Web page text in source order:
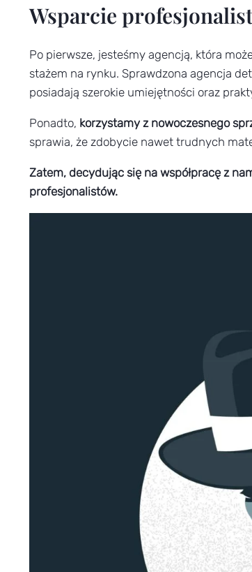
Wsparcie
Po pierwsze, jesteśmy agencją, która
stażem na rynku. Sprawdzona agencja
posiadają szerokie umiejętności oraz
Ponadto, korzystamy z nowoczesnego
sprawia, że zdobycie nawet trudnych
Zatem, decydując się na współpracę z
profesjonalistów.